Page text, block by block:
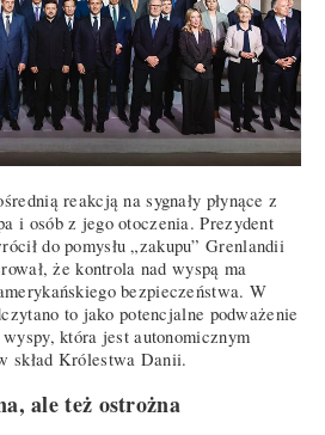
reakcją na sygnały płynące z
i osób z jego otoczenia. Prezydent
do pomysłu „zakupu” Grenlandii
że kontrola nad wyspą ma
bezpieczeństwa. W
to jako potencjalne podważenie
która jest autonomicznym
skład Królestwa Danii.
ale też ostrożna